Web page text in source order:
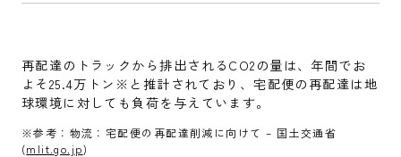
再配達のトラックから排出されるCO2の量は、年間でお
よそ25.4万トン※と推計されており、宅配便の再配達は地
球環境に対しても負荷を与えています。
※参考：物流：宅配便の再配達削減に向けて – 国土交通省
(mlit.go.jp)